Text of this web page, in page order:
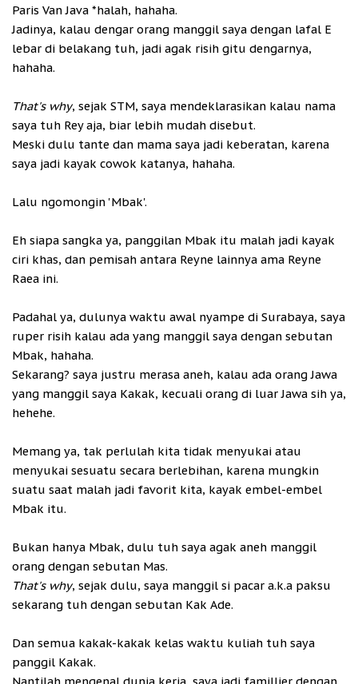
Paris Van Java *halah, hahaha.
Jadinya, kalau dengar orang manggil saya dengan lafal E
lebar di belakang tuh, jadi agak risih gitu dengarnya,
hahaha.
That's why, sejak STM, saya mendeklarasikan kalau nama
saya tuh Rey aja, biar lebih mudah disebut.
Meski dulu tante dan mama saya jadi keberatan, karena
saya jadi kayak cowok katanya, hahaha.
Lalu ngomongin 'Mbak'.
Eh siapa sangka ya, panggilan Mbak itu malah jadi kayak
ciri khas, dan pemisah antara Reyne lainnya ama Reyne
Raea ini.
Padahal ya, dulunya waktu awal nyampe di Surabaya, saya
ruper risih kalau ada yang manggil saya dengan sebutan
Mbak, hahaha.
Sekarang? saya justru merasa aneh, kalau ada orang Jawa
yang manggil saya Kakak, kecuali orang di luar Jawa sih ya,
hehehe.
Memang ya, tak perlulah kita tidak menyukai atau
menyukai sesuatu secara berlebihan, karena mungkin
suatu saat malah jadi favorit kita, kayak embel-embel
Mbak itu.
Bukan hanya Mbak, dulu tuh saya agak aneh manggil
orang dengan sebutan Mas.
That's why, sejak dulu, saya manggil si pacar a.k.a paksu
sekarang tuh dengan sebutan Kak Ade.
Dan semua kakak-kakak kelas waktu kuliah tuh saya
panggil Kakak.